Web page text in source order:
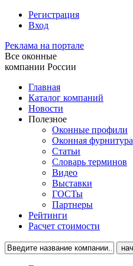
Регистрация
Вход
Реклама на портале
Все оконные
компании России
Главная
Каталог компаний
Новости
Полезное
Оконные профили
Оконная фурнитура
Статьи
Словарь терминов
Видео
Выставки
ГОСТы
Партнеры
Рейтинги
Расчет стоимости